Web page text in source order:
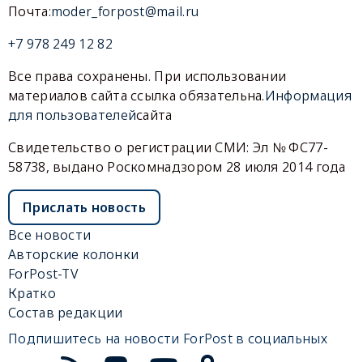
Почта:moder_forpost@mail.ru
+7 978 249 12 82
Все права сохранены. При использовании
материалов сайта ссылка обязательна.Информация
для пользователейсайта
Свидетельство о регистрации СМИ: Эл № ФС77-
58738, выдано Роскомнадзором 28 июля 2014 года
Прислать новость
Все новости
Авторские колонки
ForPost-TV
Кратко
Состав редакции
Подпишитесь на новости ForPost в социальных